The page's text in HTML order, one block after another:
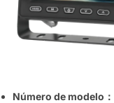
Número de modelo：